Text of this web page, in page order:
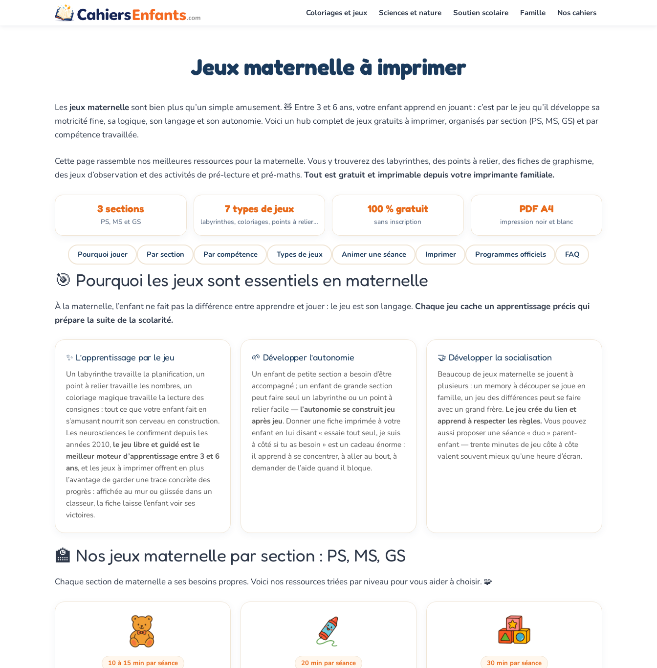
Coloriages et jeux Sciences et nature Soutien scolaire Famille Nos cahiers
Jeux maternelle à imprimer
Les jeux maternelle sont bien plus qu’un simple amusement. 🧸 Entre 3 et 6 ans, votre enfant apprend en jouant : c’est par le jeu qu’il développe sa
motricité fine, sa logique, son langage et son autonomie. Voici un hub complet de jeux gratuits à imprimer, organisés par section (PS, MS, GS) et par
compétence travaillée.
Cette page rassemble nos meilleures ressources pour la maternelle. Vous y trouverez des labyrinthes, des points à relier, des fiches de graphisme,
des jeux d’observation et des activités de pré-lecture et pré-maths. Tout est gratuit et imprimable depuis votre imprimante familiale.
3 sections
PS, MS et GS
7 types de jeux
labyrinthes, coloriages, points à relier…
100 % gratuit
sans inscription
PDF A4
impression noir et blanc
Pourquoi jouer Par section Par compétence Types de jeux Animer une séance Imprimer Programmes officiels FAQ
🎯 Pourquoi les jeux sont essentiels en maternelle
À la maternelle, l’enfant ne fait pas la différence entre apprendre et jouer : le jeu est son langage. Chaque jeu cache un apprentissage précis qui
prépare la suite de la scolarité.
✨ L’apprentissage par le jeu
Un labyrinthe travaille la planification, un
point à relier travaille les nombres, un
coloriage magique travaille la lecture des
consignes : tout ce que votre enfant fait en
s’amusant nourrit son cerveau en construction.
Les neurosciences le confirment depuis les
années 2010, le jeu libre et guidé est le
meilleur moteur d’apprentissage entre 3 et 6
ans, et les jeux à imprimer offrent en plus
l’avantage de garder une trace concrète des
progrès : affichée au mur ou glissée dans un
classeur, la fiche laisse l’enfant voir ses
victoires.
🌱 Développer l’autonomie
Un enfant de petite section a besoin d’être
accompagné ; un enfant de grande section
peut faire seul un labyrinthe ou un point à
relier facile — l’autonomie se construit jeu
après jeu. Donner une fiche imprimée à votre
enfant en lui disant « essaie tout seul, je suis
à côté si tu as besoin » est un cadeau énorme :
il apprend à se concentrer, à aller au bout, à
demander de l’aide quand il bloque.
🤝 Développer la socialisation
Beaucoup de jeux maternelle se jouent à
plusieurs : un memory à découper se joue en
famille, un jeu des différences peut se faire
avec un grand frère. Le jeu crée du lien et
apprend à respecter les règles. Vous pouvez
aussi proposer une séance « duo » parent-
enfant — trente minutes de jeu côte à côte
valent souvent mieux qu’une heure d’écran.
🏫 Nos jeux maternelle par section : PS, MS, GS
Chaque section de maternelle a ses besoins propres. Voici nos ressources triées par niveau pour vous aider à choisir. 🧩
10 à 15 min par séance 20 min par séance 30 min par séance